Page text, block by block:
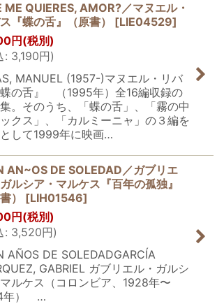
ME QUIERES, AMOR?／マヌエル・
『蝶の舌』（原書）
[LIE04529]
円 (税別)
: 3,190円)
MANUEL (1957-)マヌエル・リバ
の舌』 （1995年）全16編収録の
。そのうち、「蝶の舌」、「霧の中
クス」、「カルミーニャ」の３編を
して1999年に映画…
AN~OS DE SOLEDAD／ガブリエ
ルシア・マルケス『百年の孤独』
）
[LIH01546]
円 (税別)
: 3,520円)
AÑOS DE SOLEDADGARCÍA
GABRIEL ガブリエル・ガルシ
ルケス（コロンビア、1928年〜
年） …